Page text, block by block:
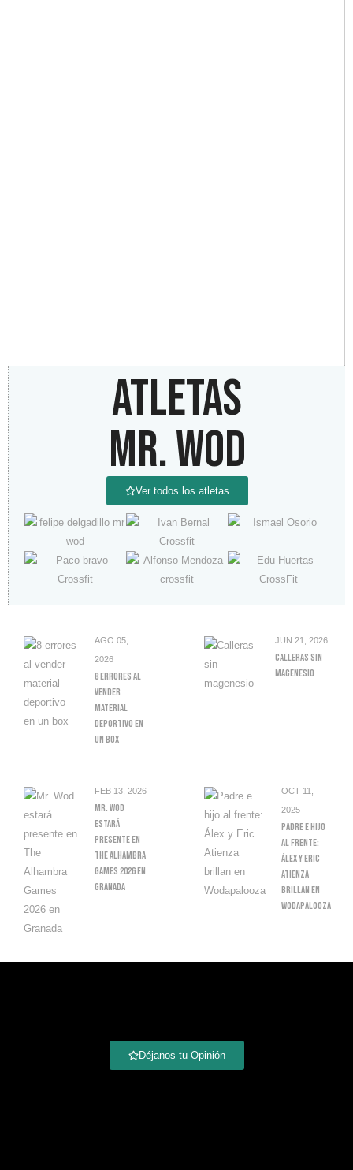
ATLETAS
MR. WOD
Ver todos los atletas
AGO 05,
2026
8 Errores Al
Vender
Material
Deportivo En
Un Box
JUN 21, 2026
Calleras Sin
Magenesio
FEB 13, 2026
Mr. Wod
Estará
Presente En
The Alhambra
Games 2026 En
Granada
OCT 11,
2025
Padre E Hijo
Al Frente:
Álex Y Eric
Atienza
Brillan En
Wodapalooza
Déjanos tu Opinión